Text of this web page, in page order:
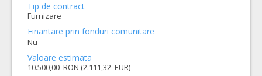
Tip de contract
Furnizare
Finantare prin fonduri comunitare
Nu
Valoare estimata
10.500,00 RON (2.111,32 EUR)